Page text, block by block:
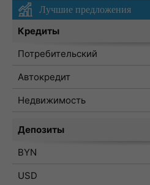
Лучшие предложения
Кредиты
Потребительский
Автокредит
Недвижимость
Депозиты
BYN
USD